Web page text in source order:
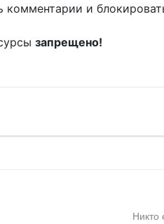
и
запрещено!
Никто